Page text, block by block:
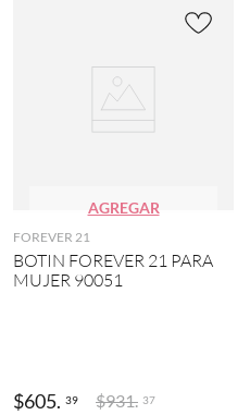
AGREGAR
FOREVER 21
BOTIN FOREVER 21 PARA
MUJER 90051
$605. 39 $931. 37